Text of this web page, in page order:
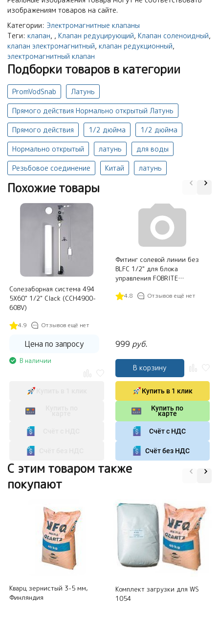
изображениям товаров на сайте.
Категории: Электромагнитные клапаны
Теги: клапан, , Клапан редуцирующий, Клапан соленоидный,
клапан электромагнитный, клапан редукционный,
электромагнитный клапан
Подборки товаров в категории
PromVodSnab Латунь
Прямого действия Нормально открытый Латунь
Прямого действия 1/2 дюйма 1/2 дюйма
Нормально открытый латунь для воды
Резьбовое соединение Китай латунь
Похожие товары
Солезаборная система 494
5X60" 1/2" Clack (CCH4900-
60BV)
4.9 Отзывов ещё нет
Цена по запросу
В наличии
Фитинг солевой линии без
BLFC 1/2" для блока
управления FOBRITE
4.8 Отзывов ещё нет
999 руб.
В корзину
Купить в 1 клик
Купить по
карте
Счёт с НДС
Счёт без НДС
C этим товаром также
покупают
Кварц зернистый 3-5 мм,
Финляндия
Комплект загрузки для WS
1054